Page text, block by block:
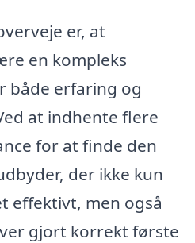
er, at
en kompleks
både erfaring og
at indhente flere
for at finde den
der ikke kun
effektivt, men også
gjort korrekt første